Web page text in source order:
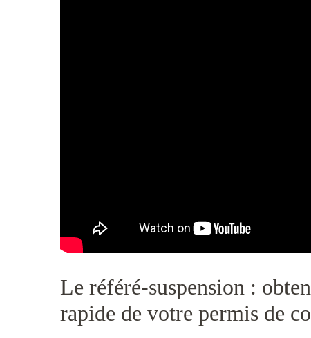
Le référé-suspension :
rapide de votre permis de